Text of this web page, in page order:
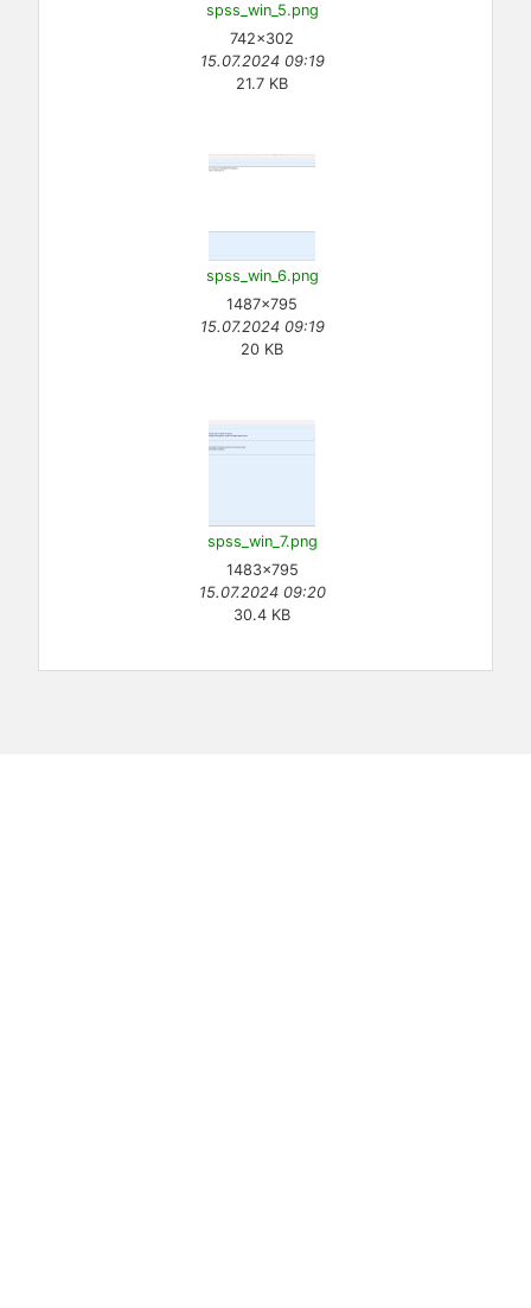
spss_win_5.png
742×302
15.07.2024 09:19
21.7 KB
spss_win_6.png
1487×795
15.07.2024 09:19
20 KB
spss_win_7.png
1483×795
15.07.2024 09:20
30.4 KB